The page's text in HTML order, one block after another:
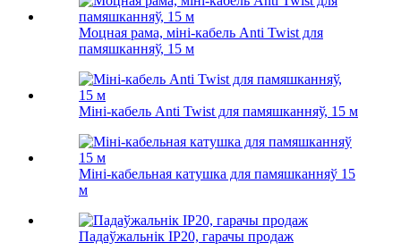
Моцная рама, міні-кабель Anti Twist для
памяшканняў, 15 м
Міні-кабель Anti Twist для памяшканняў, 15 м
Міні-кабельная катушка для памяшканняў 15
м
Падаўжальнік IP20, гарачы продаж